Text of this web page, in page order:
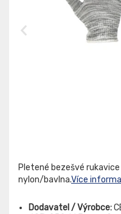
Pletené bezešvé
nylon/bavlna.Více
Dodavatel / Výrobce: